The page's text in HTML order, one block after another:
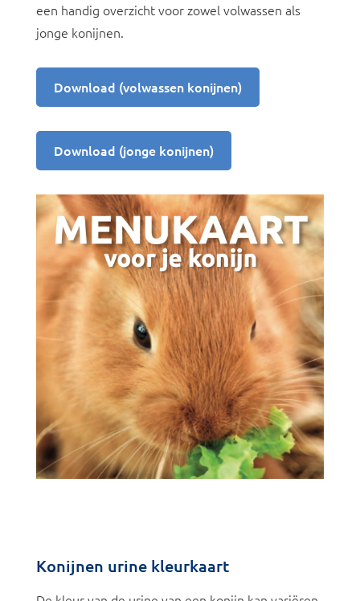
een handig overzicht voor zowel volwassen als
jonge konijnen.
Download (volwassen konijnen)
Download (jonge konijnen)
Konijnen urine kleurkaart